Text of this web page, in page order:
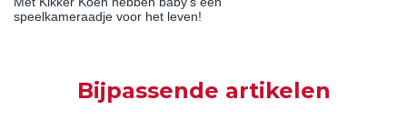
speelkameraadje voor het leven!
Bijpassende artikelen